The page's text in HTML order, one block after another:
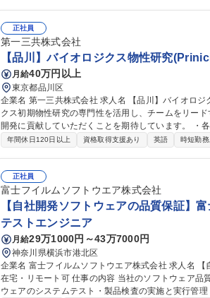
■品質設計 ■ソフト情報づくり ■製品エビデンス企
OEMメーカーなどと連携しながら業務を進めて頂きます。 募集職種 【スキンケア化粧品の企画開発担
コスメティクス出向/年間休日125日
正社員
第一三共株式会社
【品川】バイオロジクス物性研究
月給40万円以上
東京都品川区
企業名 第一三共株式会社 求人名 【品川】バイオロジクス物性研究（Prinicipal Scientist） 仕事の内容 バイオロジ
クス初期物性研究の専門性を活用し、チームをリー
開発に貢献していただくことを期待しています。 ・各種分析手法を駆使したいバイオロジクス物性解析技術開発
・バイオロジクス物性研究による社内テーマ推進 募集職種 【品川】バイオロジクス物性研究（Prinicipal Scientis
年間休日120日以上 資格取得支援あり 英語 時短勤務
正社員
富士フイルムソフトウエア株式会社
【自社開発ソフトウェアの品質保証】
テストエンジニア
月給29万1000円～43万7000円
神奈川県横浜市港北区
企業名 富士フイルムソフトウエア株式会社 求人名 【自社開発ソフトウェアの品質保証】富士フイルムグループ/
在宅・リモート可 仕事の内容 当社のソフトウェア品質検証技術者（テストエンジニア）として、当社開発ソフト
ウェアのシステムテスト・製品検査の実施と実行管